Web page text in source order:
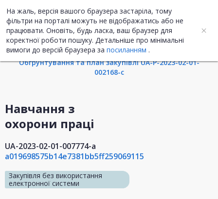
На жаль, версія вашого браузера застаріла, тому
фільтри на порталі можуть не відображатись або не
працювати. Оновіть, будь ласка, ваш браузер для
коректної роботи пошуку. Детальніше про мінімальні
вимоги до версій браузера за посиланням .
UA ENG
Інформація про закупівлю
Обгрунтування та план закупівлі UA-P-2023-02-01-
002168-c
Навчання з
охорони праці
UA-2023-02-01-007774-a
a019698575b14e7381bb5ff259069115
Закупівля без використання
електронної системи